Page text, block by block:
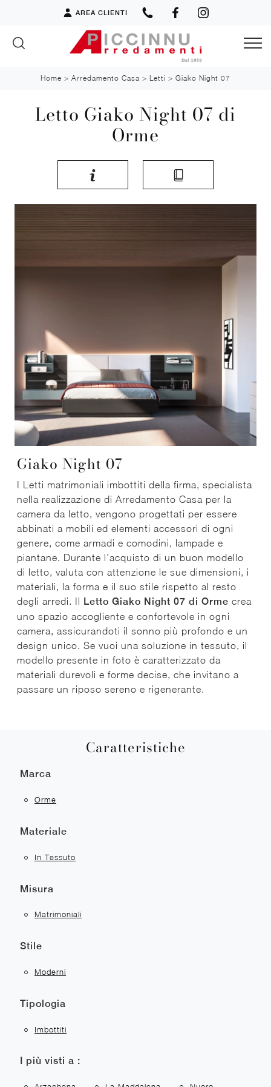
AREA CLIENTI
Home > Arredamento Casa > Letti > Giako Night 07
Letto Giako Night 07 di
Orme
Giako Night 07
I Letti matrimoniali imbottiti della firma, specialista
nella realizzazione di Arredamento Casa per la
camera da letto, vengono progettati per essere
abbinati a mobili ed elementi accessori di ogni
genere, come armadi e comodini, lampade e
piantane. Durante l'acquisto di un buon modello
di letto, valuta con attenzione le sue dimensioni, i
materiali, la forma e il suo stile rispetto al resto
degli arredi. Il
Letto Giako Night 07 di Orme crea
uno spazio accogliente e confortevole in ogni
camera, assicurandoti il sonno più profondo e un
design unico. Se vuoi una soluzione in tessuto, il
modello presente in foto è caratterizzato da
materiali durevoli e forme decise, che invitano a
passare un riposo sereno e rigenerante.
Caratteristiche
Marca
Orme
Materiale
In Tessuto
Misura
Matrimoniali
Stile
Moderni
Tipologia
Imbottiti
I più visti a :